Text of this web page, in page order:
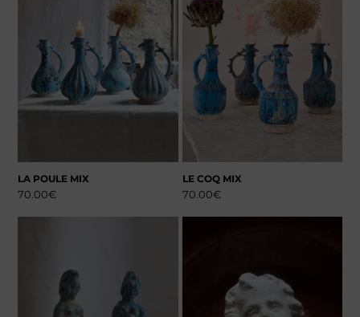
LA POULE MIX
70.00€
LE COQ MIX
70.00€